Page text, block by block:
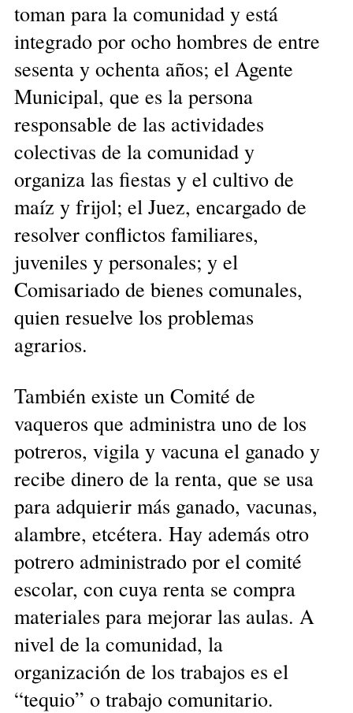
toman para la comunidad y está
integrado por ocho hombres de entre
sesenta y ochenta años; el Agente
Municipal, que es la persona
responsable de las actividades
colectivas de la comunidad y
organiza las fiestas y el cultivo de
maíz y frijol; el Juez, encargado de
resolver conflictos familiares,
juveniles y personales; y el
Comisariado de bienes comunales,
quien resuelve los problemas
agrarios.
También existe un Comité de
vaqueros que administra uno de los
potreros, vigila y vacuna el ganado y
recibe dinero de la renta, que se usa
para adquierir más ganado, vacunas,
alambre, etcétera. Hay además otro
potrero administrado por el comité
escolar, con cuya renta se compra
materiales para mejorar las aulas. A
nivel de la comunidad, la
organización de los trabajos es el
“tequio” o trabajo comunitario.